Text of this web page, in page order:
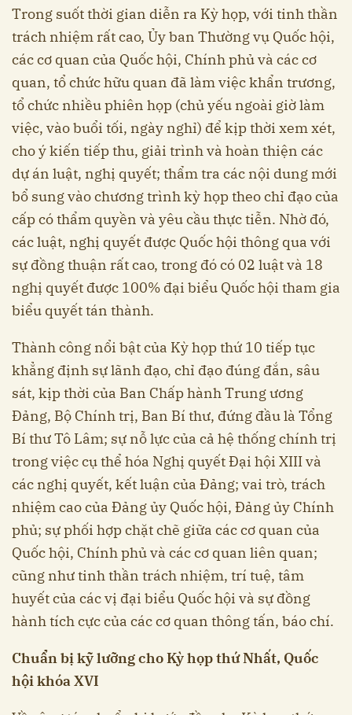
Trong suốt thời gian diễn ra Kỳ họp, với tinh thần
trách nhiệm rất cao, Ủy ban Thường vụ Quốc hội,
các cơ quan của Quốc hội, Chính phủ và các cơ
quan, tổ chức hữu quan đã làm việc khẩn trương,
tổ chức nhiều phiên họp (chủ yếu ngoài giờ làm
việc, vào buổi tối, ngày nghỉ) để kịp thời xem xét,
cho ý kiến tiếp thu, giải trình và hoàn thiện các
dự án luật, nghị quyết; thẩm tra các nội dung mới
bổ sung vào chương trình kỳ họp theo chỉ đạo của
cấp có thẩm quyền và yêu cầu thực tiễn. Nhờ đó,
các luật, nghị quyết được Quốc hội thông qua với
sự đồng thuận rất cao, trong đó có 02 luật và 18
nghị quyết được 100% đại biểu Quốc hội tham gia
biểu quyết tán thành.
Thành công nổi bật của Kỳ họp thứ 10 tiếp tục
khẳng định sự lãnh đạo, chỉ đạo đúng đắn, sâu
sát, kịp thời của Ban Chấp hành Trung ương
Đảng, Bộ Chính trị, Ban Bí thư, đứng đầu là Tổng
Bí thư Tô Lâm; sự nỗ lực của cả hệ thống chính trị
trong việc cụ thể hóa Nghị quyết Đại hội XIII và
các nghị quyết, kết luận của Đảng; vai trò, trách
nhiệm cao của Đảng ủy Quốc hội, Đảng ủy Chính
phủ; sự phối hợp chặt chẽ giữa các cơ quan của
Quốc hội, Chính phủ và các cơ quan liên quan;
cũng như tinh thần trách nhiệm, trí tuệ, tâm
huyết của các vị đại biểu Quốc hội và sự đồng
hành tích cực của các cơ quan thông tấn, báo chí.
Chuẩn bị kỹ lưỡng cho Kỳ họp thứ Nhất, Quốc
hội khóa XVI